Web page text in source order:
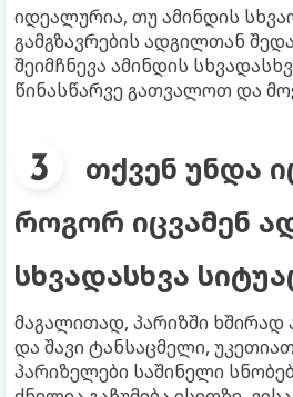
იდეალურია, თუ ამინდის
გამგზავრების ადგილთან
შეიმჩნევა ამინდის
წინასწარვე გათვალოთ და
თქვენ უნდა
როგორ იცვამენ
სხვადასხვა
მაგალითად, პარიზში ხშირად
და შავი ტანსაცმელი,
პარიზელები საშინელი